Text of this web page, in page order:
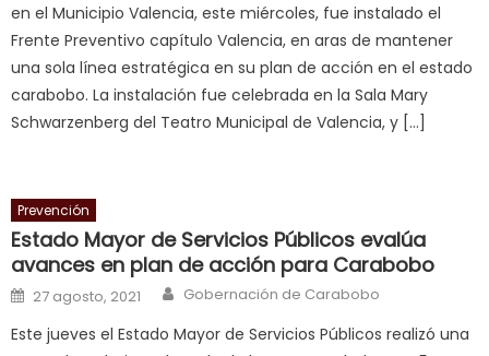
nice
milf
in
squirting,
आपक
भ
भ
क
च
क
en el Municipio Valencia, este miércoles, fue instalado el
Frente Preventivo capítulo Valencia, en aras de mantener
una sola línea estratégica en su plan de acción en el estado
carabobo. La instalación fue celebrada en la Sala Mary
Schwarzenberg del Teatro Municipal de Valencia, y […]
Prevención
Estado Mayor de Servicios Públicos evalúa
avances en plan de acción para Carabobo
Posted on
27 agosto, 2021 Author
Gobernación de Carabobo
Este jueves el Estado Mayor de Servicios Públicos realizó una